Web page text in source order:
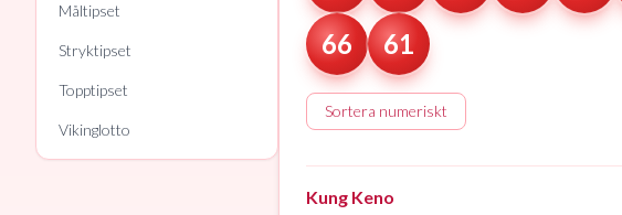
Måltipset
Stryktipset
Topptipset
Vikinglotto
66
61
Sortera numeriskt
Kung Keno